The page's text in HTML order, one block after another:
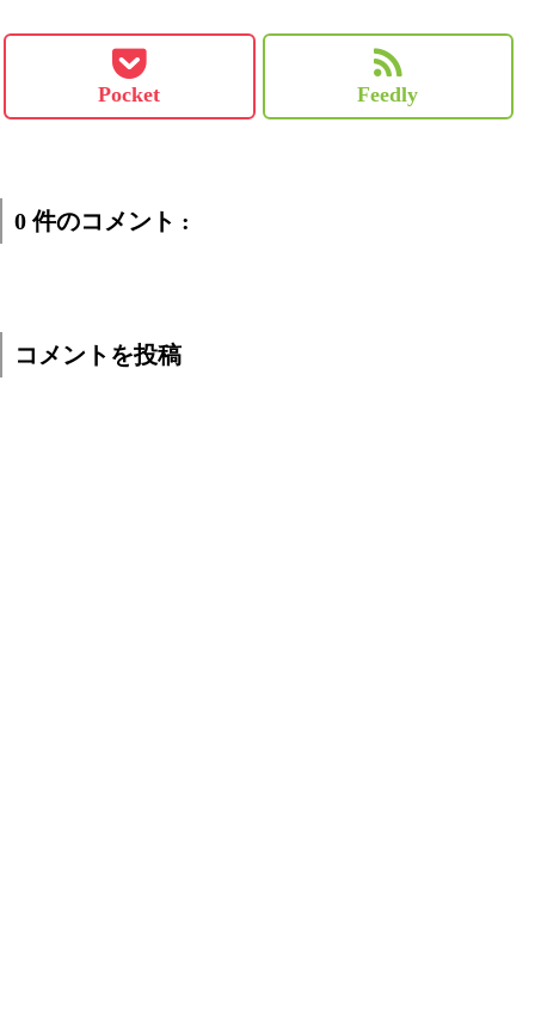
Pocket Feedly
0 件のコメント :
コメントを投稿